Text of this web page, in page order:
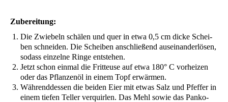
Zube­rei­tung:
Die Zwie­beln schä­len und quer in etwa 0,5 cm dicke Schei­
ben schnei­den. Die Schei­ben anschlie­ßend aus­ein­an­der­lö­sen,
sodass ein­zel­ne Rin­ge entstehen.
Jetzt schon ein­mal die Frit­teu­se auf etwa 180° C vor­hei­zen
oder das Pflan­zen­öl in einem Topf erwärmen.
Wäh­rend­des­sen die bei­den Eier mit etwas Salz und Pfef­fer in
einem tie­fen Tel­ler ver­quir­len. Das Mehl sowie das Pan­ko­